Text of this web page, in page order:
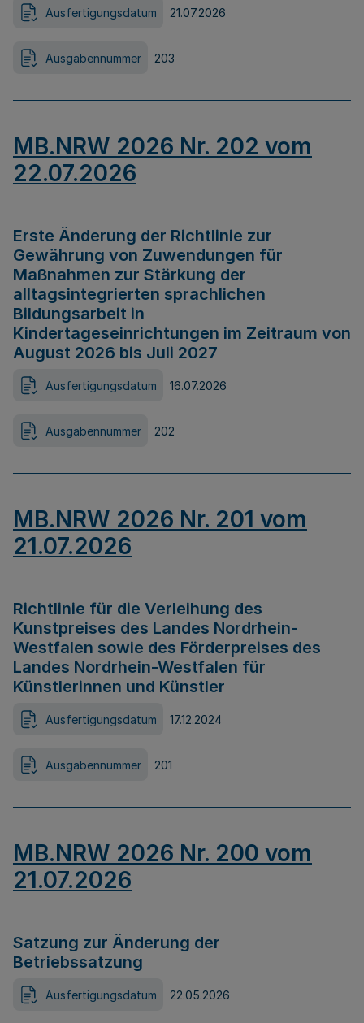
Ausfertigungsdatum 21.07.2026
Ausgabennummer 203
MB.NRW 2026 Nr. 202 vom
22.07.2026
Erste Änderung der Richtlinie zur
Gewährung von Zuwendungen für
Maßnahmen zur Stärkung der
alltagsintegrierten sprachlichen
Bildungsarbeit in
Kindertageseinrichtungen im Zeitraum von
August 2026 bis Juli 2027
Ausfertigungsdatum 16.07.2026
Ausgabennummer 202
MB.NRW 2026 Nr. 201 vom
21.07.2026
Richtlinie für die Verleihung des
Kunstpreises des Landes Nordrhein-
Westfalen sowie des Förderpreises des
Landes Nordrhein-Westfalen für
Künstlerinnen und Künstler
Ausfertigungsdatum 17.12.2024
Ausgabennummer 201
MB.NRW 2026 Nr. 200 vom
21.07.2026
Satzung zur Änderung der
Betriebssatzung
Ausfertigungsdatum 22.05.2026